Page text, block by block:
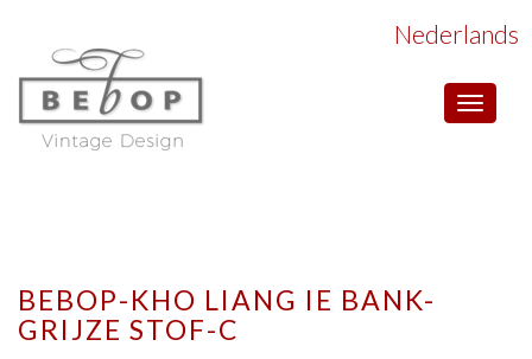
Toggle
Nederlands
BEBOP-KHO LIANG IE BANK-
GRIJZE STOF-C